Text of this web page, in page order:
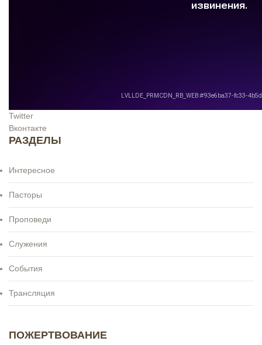
Twitter
Вконтакте
РАЗДЕЛЫ
Интересное
Пасторы
Проповеди
Служения
События
Трансляция
ПОЖЕРТВОВАНИЕ